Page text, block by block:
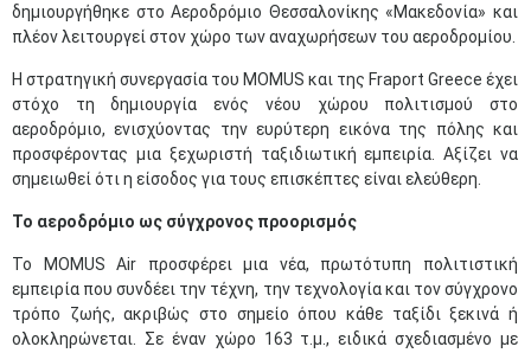
δημιουργήθηκε στο Αεροδρόμιο Θεσσαλονίκης «Μακεδονία» και
πλέον λειτουργεί στον χώρο των αναχωρήσεων του αεροδρομίου.
Η στρατηγική συνεργασία του MOMUS και της Fraport Greece έχει
στόχο τη δημιουργία ενός νέου χώρου πολιτισμού στο
αεροδρόμιο, ενισχύοντας την ευρύτερη εικόνα της πόλης και
προσφέροντας μια ξεχωριστή ταξιδιωτική εμπειρία. Αξίζει να
σημειωθεί ότι η είσοδος για τους επισκέπτες είναι ελεύθερη.
Το αεροδρόμιο ως σύγχρονος προορισμός
Το MOMUS
Air προσφέρει μια νέα, πρωτότυπη πολιτιστική
εμπειρία που συνδέει την τέχνη, την τεχνολογία και τον σύγχρονο
τρόπο ζωής, ακριβώς στο σημείο όπου κάθε ταξίδι ξεκινά ή
ολοκληρώνεται. Σε έναν χώρο 163 τ.μ., ειδικά σχεδιασμένο με